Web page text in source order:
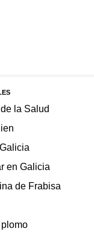
la Salud
en Galicia
de Frabisa